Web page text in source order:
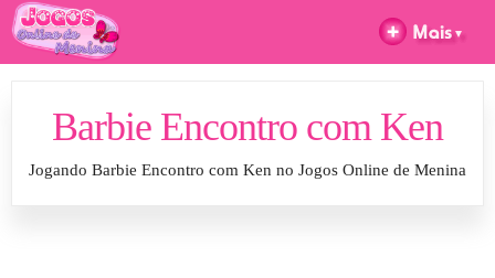
Barbie Encontro com Ken
Jogando Barbie Encontro com Ken no Jogos Online de Menina